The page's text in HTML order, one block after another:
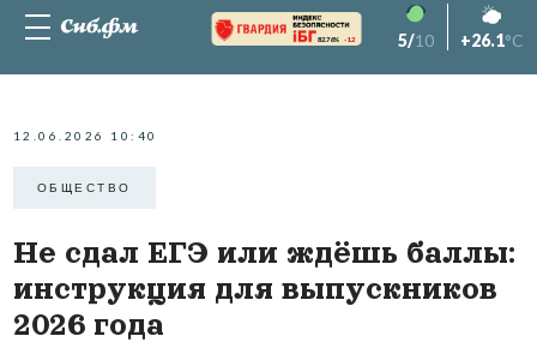
82.76% -1.2 5/10 +26.1°C
12.06.2026 10:40
ОБЩЕСТВО
Не сдал ЕГЭ или ждёшь баллы:
инструкция для выпускников
2026 года